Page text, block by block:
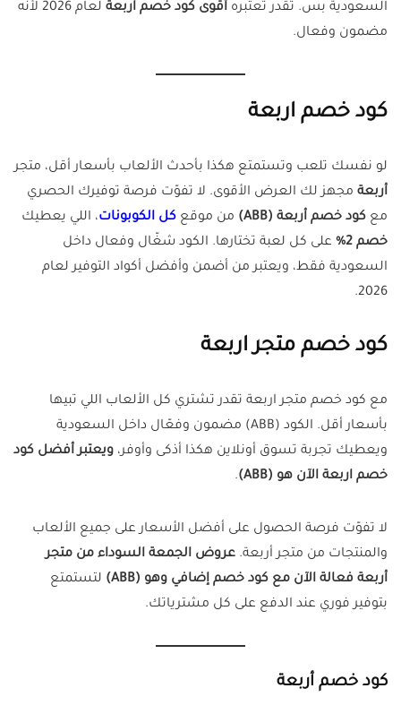
السعودية بس. تقدر تعتبره أقوى كود خصم اربعة
لعام 2026 لأنه
مضمون وفعال.
كود خصم اربعة
لو نفسك تلعب وتستمتع هكذا بأحدث الألعاب بأسعار أقل، متجر
أربعة مجهز لك العرض الأقوى. لا تفوّت فرصة توفيرك الحصري
مع كود خصم أربعة (ABB) من موقع كل الكوبونات، اللي يعطيك
خصم 2%
على كل لعبة تختارها. الكود شغّال وفعال داخل
السعودية فقط، ويعتبر من أضمن وأفضل أكواد التوفير لعام
2026.
كود خصم متجر اربعة
مع كود خصم متجر اربعة تقدر تشتري كل الألعاب اللي تبيها
بأسعار أقل. الكود (ABB) مضمون وفعّال داخل السعودية
ويعطيك تجربة تسوق أونلاين هكذا أذكى وأوفر، ويعتبر أفضل كود
خصم اربعة الآن هو (ABB)
.
لا تفوّت فرصة الحصول على أفضل الأسعار على جميع الألعاب
والمنتجات من متجر أربعة. عروض الجمعة السوداء من متجر
أربعة فعالة الآن مع كود خصم إضافي وهو (ABB)
لتستمتع
بتوفير فوري عند الدفع على كل مشترياتك.
كود خصم أربعة